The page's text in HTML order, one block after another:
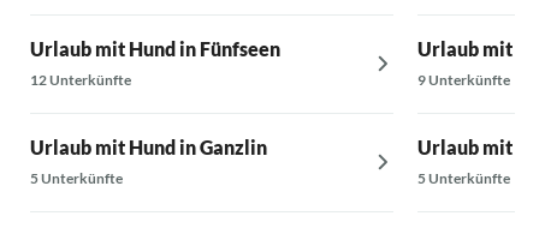
Urlaub mit Hund in Fünfseen
12 Unterkünfte
Urlaub mit Hund in Ganzlin
5 Unterkünfte
Urlaub mit
9 Unterkünfte
Urlaub mit
5 Unterkünfte